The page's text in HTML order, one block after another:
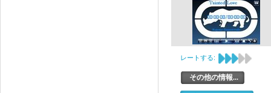
レートする:
その他の情報...